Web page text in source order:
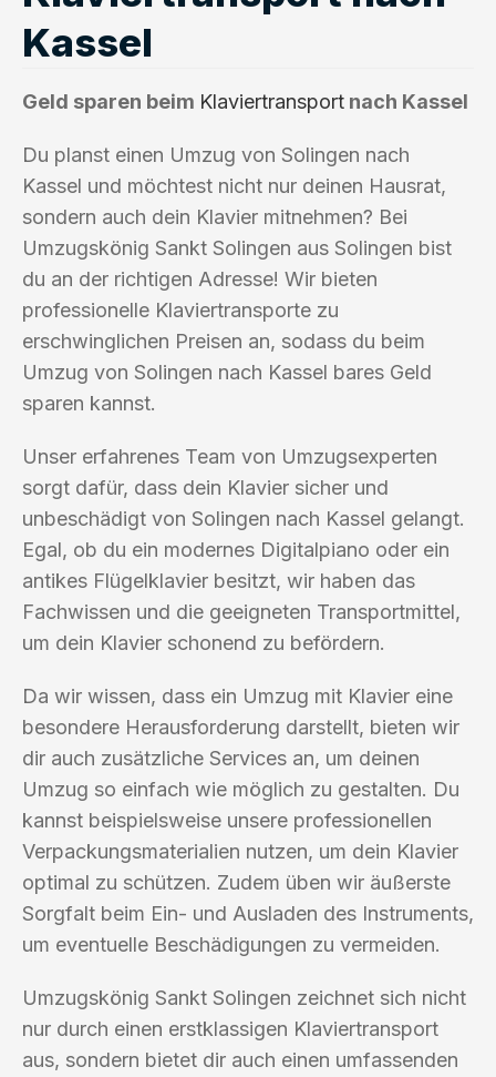
Kassel
Geld sparen beim Klaviertransport nach Kassel
Du planst einen Umzug von Solingen nach
Kassel und möchtest nicht nur deinen Hausrat,
sondern auch dein Klavier mitnehmen? Bei
Umzugskönig Sankt Solingen aus Solingen bist
du an der richtigen Adresse! Wir bieten
professionelle Klaviertransporte zu
erschwinglichen Preisen an, sodass du beim
Umzug von Solingen nach Kassel bares Geld
sparen kannst.
Unser erfahrenes Team von Umzugsexperten
sorgt dafür, dass dein Klavier sicher und
unbeschädigt von Solingen nach Kassel gelangt.
Egal, ob du ein modernes Digitalpiano oder ein
antikes Flügelklavier besitzt, wir haben das
Fachwissen und die geeigneten Transportmittel,
um dein Klavier schonend zu befördern.
Da wir wissen, dass ein Umzug mit Klavier eine
besondere Herausforderung darstellt, bieten wir
dir auch zusätzliche Services an, um deinen
Umzug so einfach wie möglich zu gestalten. Du
kannst beispielsweise unsere professionellen
Verpackungsmaterialien nutzen, um dein Klavier
optimal zu schützen. Zudem üben wir äußerste
Sorgfalt beim Ein- und Ausladen des Instruments,
um eventuelle Beschädigungen zu vermeiden.
Umzugskönig Sankt Solingen zeichnet sich nicht
nur durch einen erstklassigen Klaviertransport
aus, sondern bietet dir auch einen umfassenden